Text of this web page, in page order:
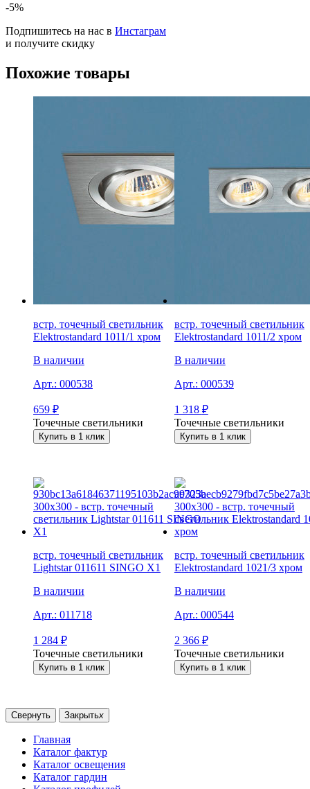
-5%
Подпишитесь на нас в Инстаграм
и получите скидку
Похожие товары
встр. точечный светильник
Elektrostandard 1011/1 хром
В наличии
Арт.: 000538
659 ₽
Точечные светильники
Купить в 1 клик
встр. точечный светильник
Elektrostandard 1011/2 хром
В наличии
Арт.: 000539
1 318 ₽
Точечные светильники
Купить в 1 клик
встр. точечный светильник
Lightstar 011611 SINGO X1
В наличии
Арт.: 011718
1 284 ₽
Точечные светильники
Купить в 1 клик
встр. точечный светильник
Elektrostandard 1021/3 хром
В наличии
Арт.: 000544
2 366 ₽
Точечные светильники
Купить в 1 клик
Свернуть Закрытьx
Главная
Каталог фактур
Каталог освещения
Каталог гардин